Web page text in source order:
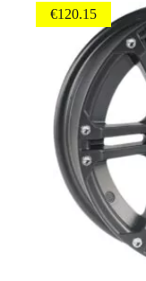
€120.15